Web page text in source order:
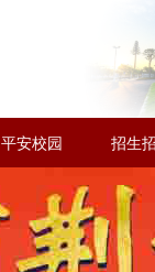
平安校园 招生